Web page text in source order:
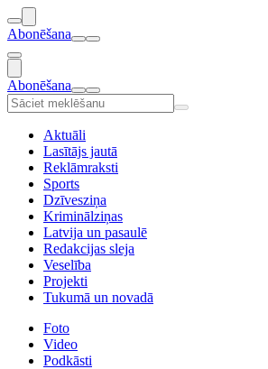
Abonēšana
Abonēšana
Aktuāli
Lasītājs jautā
Reklāmraksti
Sports
Dzīvesziņa
Kriminālziņas
Latvija un pasaulē
Redakcijas sleja
Veselība
Projekti
Tukumā un novadā
Foto
Video
Podkāsti